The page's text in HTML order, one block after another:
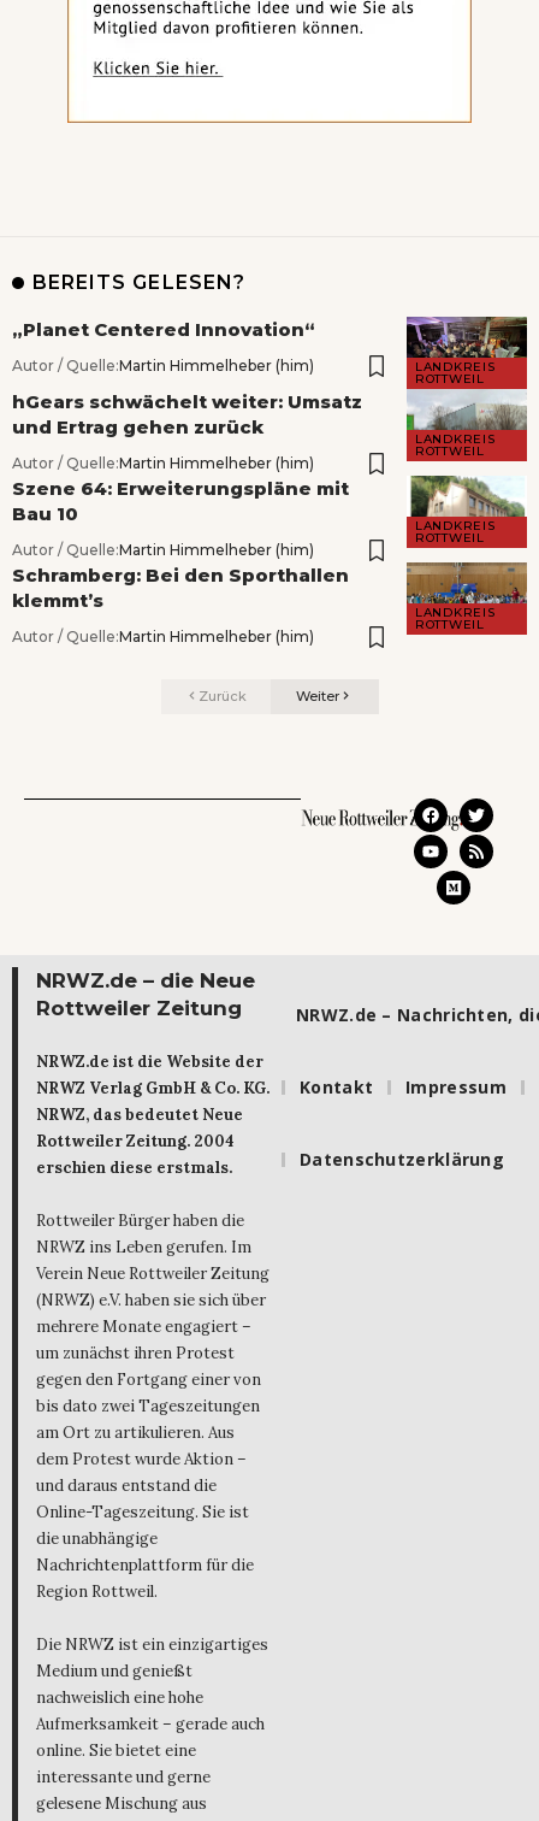
BEREITS GELESEN?
LANDKREIS
ROTTWEIL
„Planet Centered Innovation“
Autor / Quelle:Martin Himmelheber (him)
LANDKREIS
ROTTWEIL
hGears schwächelt weiter: Umsatz
und Ertrag gehen zurück
Autor / Quelle:Martin Himmelheber (him)
LANDKREIS
ROTTWEIL
Szene 64: Erweiterungspläne mit
Bau 10
Autor / Quelle:Martin Himmelheber (him)
LANDKREIS
ROTTWEIL
Schramberg: Bei den Sporthallen
klemmt’s
Autor / Quelle:Martin Himmelheber (him)
Zurück Weiter
NRWZ.de – die Neue
Rottweiler Zeitung
NRWZ.de ist die Website der
NRWZ Verlag GmbH & Co. KG.
NRWZ, das bedeutet Neue
Rottweiler Zeitung. 2004
erschien diese erstmals.
Rottweiler Bürger haben die
NRWZ ins Leben gerufen. Im
Verein Neue Rottweiler Zeitung
(NRWZ) e.V. haben sie sich über
mehrere Monate engagiert –
um zunächst ihren Protest
gegen den Fortgang einer von
bis dato zwei Tageszeitungen
am Ort zu artikulieren. Aus
dem Protest wurde Aktion –
und daraus entstand die
Online-Tageszeitung. Sie ist
die unabhängige
Nachrichtenplattform für die
Region Rottweil.
Die NRWZ ist ein einzigartiges
Medium und genießt
nachweislich eine hohe
Aufmerksamkeit – gerade auch
online. Sie bietet eine
interessante und gerne
gelesene Mischung aus
NRWZ.de – Nachrichten,
Kontakt Impressum
Datenschutzerklärung